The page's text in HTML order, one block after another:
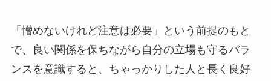
「憎めないけれど注意は必要」という前提のもと
で、良い関係を保ちながら自分の立場も守るバラ
ンスを意識すると、ちゃっかりした人と長く良好